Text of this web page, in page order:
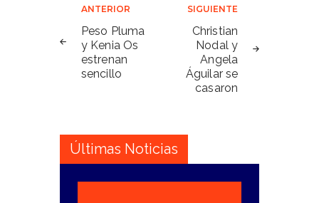
Navegación
de
entradas
ANTERIOR
Peso Pluma
y Kenia Os
estrenan
sencillo
SIGUIENTE
Christian
Nodal y
Angela
Águilar se
casaron
Últimas Noticias